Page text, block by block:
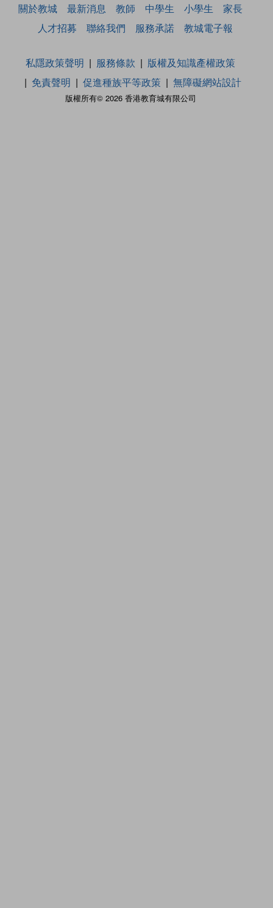
關於教城 最新消息 教師 中學生 小學生
家長
人才招募
聯絡我們 服務承諾 教城電子報
版權所有© 2026 香港教育城有限公司
私隱政策聲明 服務條款
版權及知識產權政策
免責聲明
促進種族平等政策 無障礙網站設計